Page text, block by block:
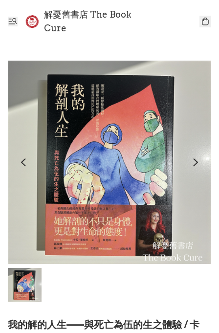
解憂舊書店 The Book
Cure
我的解的人生——與死亡為伍的生之體驗 / 卡